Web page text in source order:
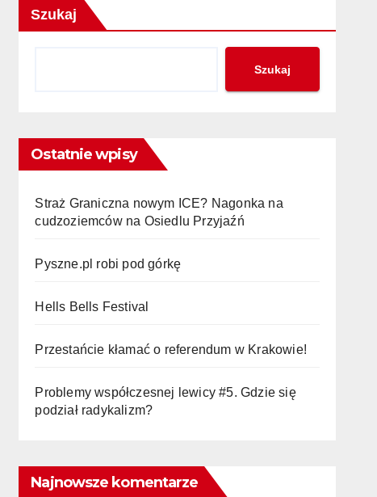
Szukaj
Szukaj
Ostatnie wpisy
Straż Graniczna nowym ICE? Nagonka na
cudzoziemców na Osiedlu Przyjaźń
Pyszne.pl robi pod górkę
Hells Bells Festival
Przestańcie kłamać o referendum w Krakowie!
Problemy współczesnej lewicy #5. Gdzie się
podział radykalizm?
Najnowsze komentarze